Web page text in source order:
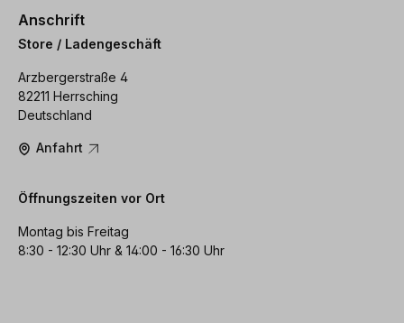
Anschrift
Store / Ladengeschäft
Arzbergerstraße 4
82211 Herrsching
Deutschland
Anfahrt
Öffnungszeiten vor Ort
Montag bis Freitag
8:30 - 12:30 Uhr & 14:00 - 16:30 Uhr